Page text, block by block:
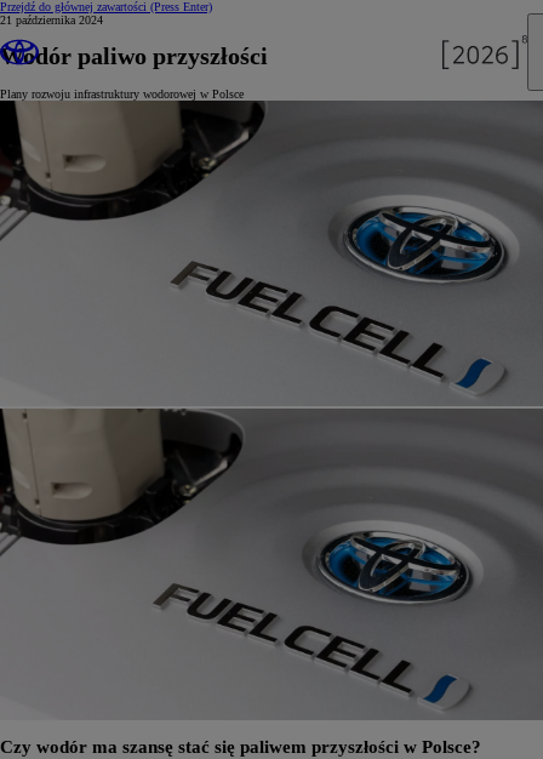
Przejdź do głównej zawartości (Press Enter)
21 października 2024
Wodór paliwo przyszłości
Plany rozwoju infrastruktury wodorowej w Polsce
Czy wodór ma szansę stać się paliwem przyszłości w Polsce?